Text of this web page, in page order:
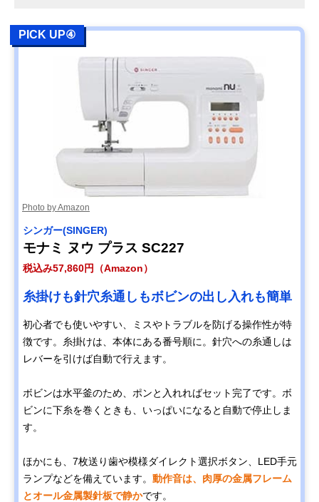
PICK UP④
Photo by Amazon
シンガー(SINGER)
モナミ ヌウ プラス SC227
税込み57,860円（Amazon）
糸掛けも針穴糸通しもボビンの出し入れも簡単
初心者でも使いやすい、ミスやトラブルを防げる操作性が特
徴です。糸掛けは、本体にある番号順に。針穴への糸通しは
レバーを引けば自動で行えます。
ボビンは水平釜のため、ポンと入れればセット完了です。ボ
ビンに下糸を巻くときも、いっぱいになると自動で停止しま
す。
ほかにも、7枚送り歯や模様ダイレクト選択ボタン、LED手元
ランプなどを備えています。 動作音は、肉厚の金属フレーム
とオール金属製針板で静かです。